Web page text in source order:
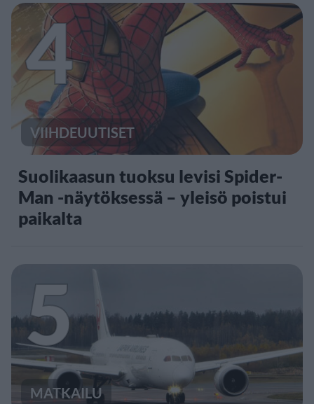
4
VIIHDEUUTISET
Suolikaasun tuoksu levisi Spider-
Man -näytöksessä – yleisö poistui
paikalta
5
MATKAILU